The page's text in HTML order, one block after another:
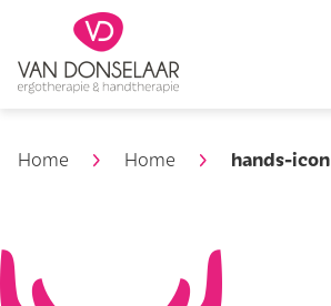
Home Home hands-icon